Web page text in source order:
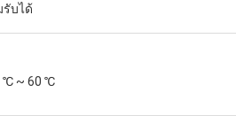
รับได้
℃ ~ 60 ℃